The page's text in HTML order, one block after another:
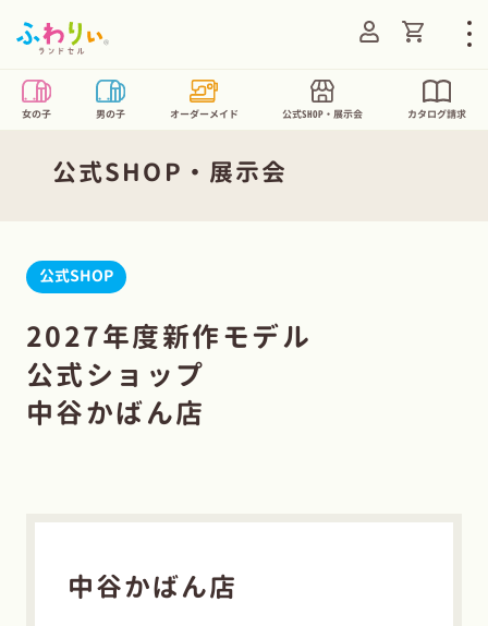
女の子 男の子 オーダーメイド 公式SHOP・展示会 カタログ請求
ログイン
公式SHOP・展示会
公式SHOP
2027年度新作モデル
公式ショップ
中谷かばん店
中谷かばん店